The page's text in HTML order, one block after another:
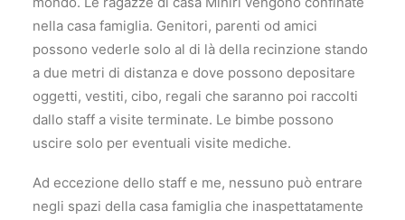
nella casa famiglia. Genitori, parenti od amici
possono vederle solo al di là della recinzione stando
a due metri di distanza e dove possono depositare
oggetti, vestiti, cibo, regali che saranno poi raccolti
dallo staff a visite terminate. Le bimbe possono
uscire solo per eventuali visite mediche.
Ad eccezione dello staff e me, nessuno può entrare
negli spazi della casa famiglia che inaspettatamente